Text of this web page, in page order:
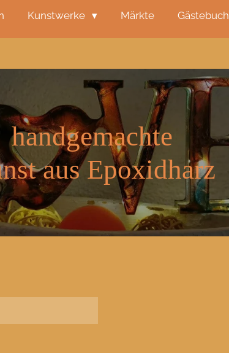
Kunstwerke Märkte Gästebuch
handgemachte
aus Epoxidharz